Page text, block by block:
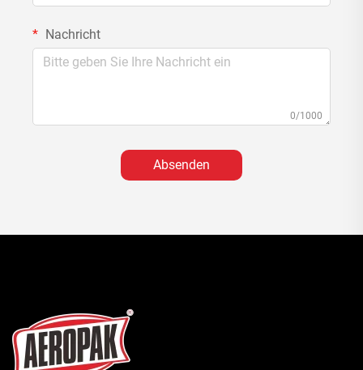
Nachricht
0/1000
Absenden